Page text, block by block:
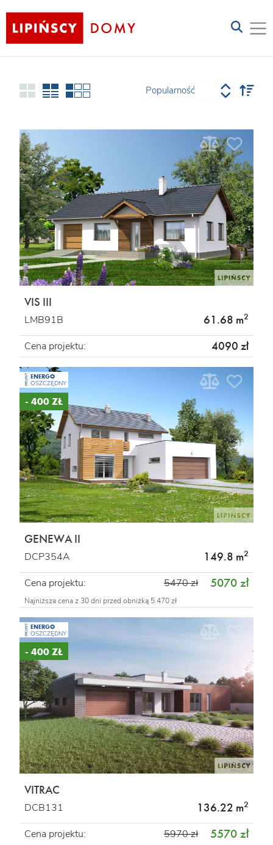
VIS III
LMB91B 61.68 m2
Cena projektu: 4090 zł
PROJEKT ENERGO
OSZCZĘDNY
- 400 ZŁ
GENEWA II
DCP354A 149.8 m2
Cena projektu: 5070 zł
5470 zł
Najniższa cena z 30 dni przed obniżką 5 470 zł
PROJEKT ENERGO
OSZCZĘDNY
- 400 ZŁ
VITRAC
DCB131 136.22 m2
Cena projektu: 5570 zł
5970 zł